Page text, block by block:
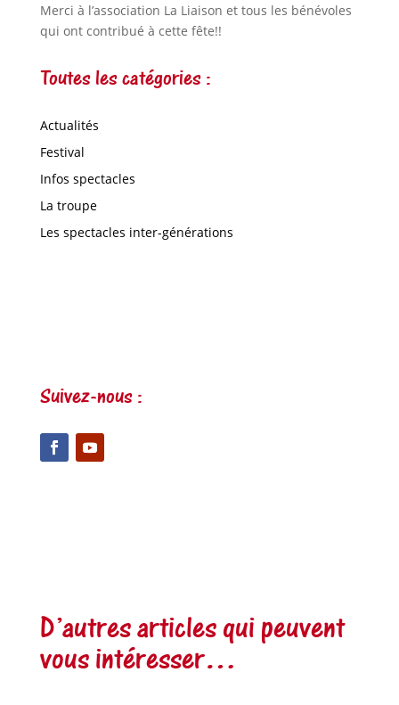
Merci à l’association La Liaison et tous les bénévoles
qui ont contribué à cette fête!!
Toutes les catégories :
Actualités
Festival
Infos spectacles
La troupe
Les spectacles inter-générations
Suivez-nous :
D’autres articles qui peuvent
vous intéresser…